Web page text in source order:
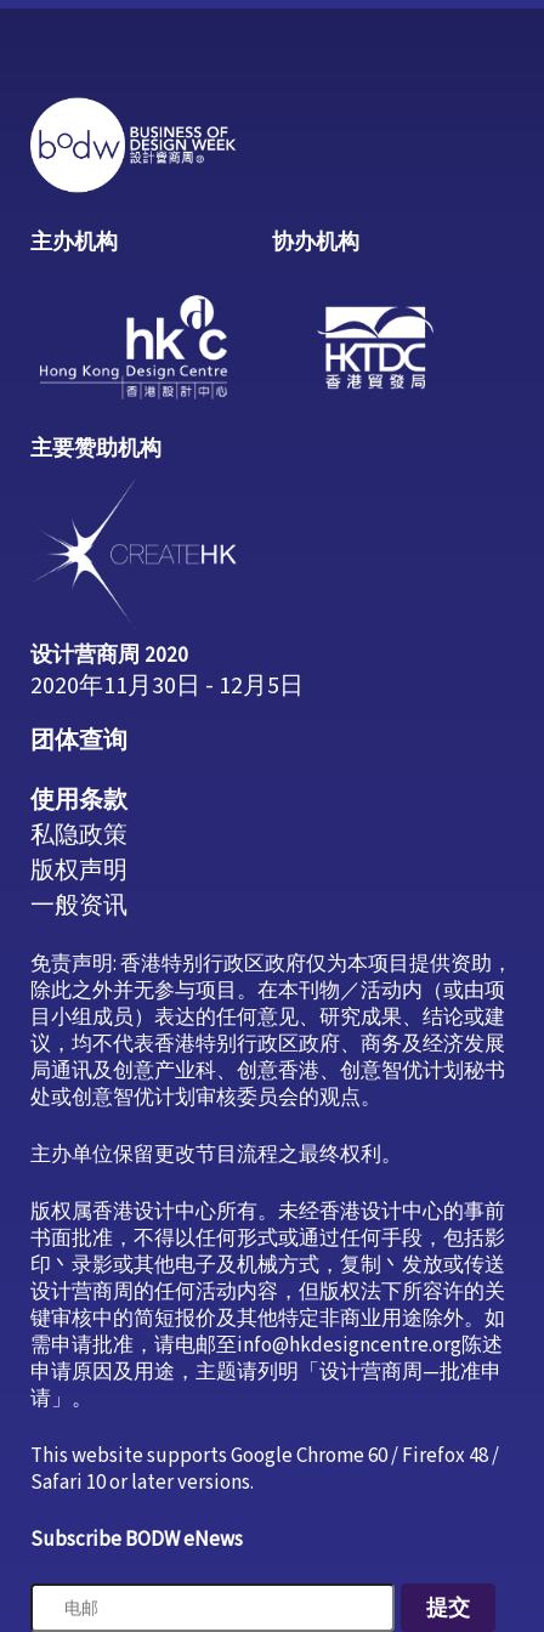
主办机构 协办机构
主要赞助机构
设计营商周 2020
2020年11月30日 - 12月5日
团体查询
使用条款
私隐政策
版权声明
一般资讯
免责声明: 香港特别行政区政府仅为本项目提供资助，
除此之外并无参与项目。在本刊物／活动内（或由项
目小组成员）表达的任何意见、研究成果、结论或建
议，均不代表香港特别行政区政府、商务及经济发展
局通讯及创意产业科、创意香港、创意智优计划秘书
处或创意智优计划审核委员会的观点。
主办单位保留更改节目流程之最终权利。
版权属香港设计中心所有。未经香港设计中心的事前
书面批准，不得以任何形式或通过任何手段，包括影
印丶录影或其他电子及机械方式，复制丶发放或传送
设计营商周的任何活动内容，但版权法下所容许的关
键审核中的简短报价及其他特定非商业用途除外。如
需申请批准，请电邮至info@hkdesigncentre.org陈述
申请原因及用途，主题请列明「设计营商周—批准申
请」。
This website supports Google Chrome 60 / Firefox 48 /
Safari 10 or later versions.
Subscribe BODW eNews
提交